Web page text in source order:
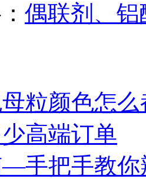
偶联剂、
粒颜色怎
高端订单
手把手教你